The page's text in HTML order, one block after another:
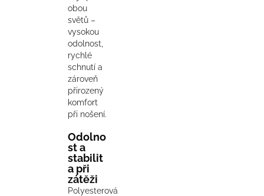
obou
světů –
vysokou
odolnost,
rychlé
schnutí a
zároveň
přirozený
komfort
při nošení.
Odolno
st a
stabilit
a při
zátěži
Polyesterová